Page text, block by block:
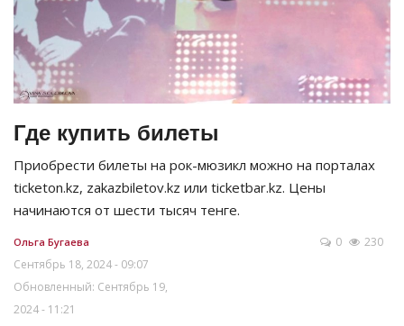
Где купить билеты
Приобрести билеты на рок-мюзикл можно на порталах
ticketon.kz, zakazbiletov.kz или ticketbar.kz. Цены
начинаются от шести тысяч тенге.
Ольга Бугаева
Сентябрь 18, 2024 - 09:07
Обновленный: Сентябрь 19,
2024 - 11:21
0 230